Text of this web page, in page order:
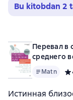
Bu kitobdan 2
Перевал в
среднего
Matn
Истинная